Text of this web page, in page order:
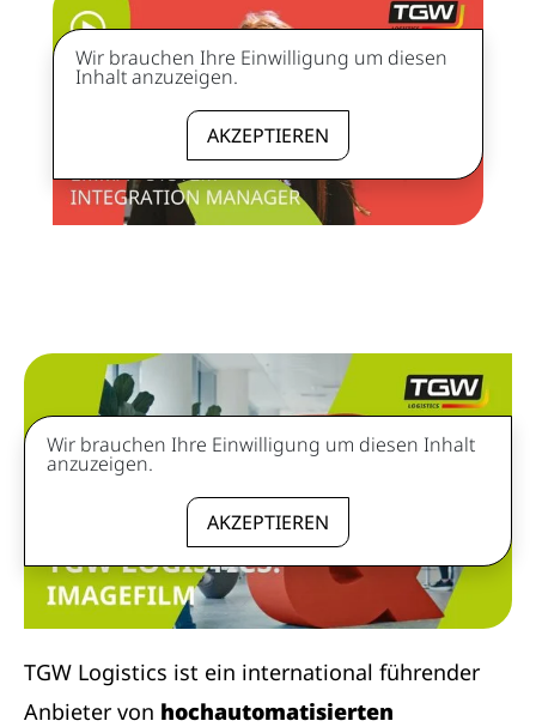
Wir brauchen Ihre Einwilligung um diesen
Inhalt anzuzeigen.
AKZEPTIEREN
Wir brauchen Ihre Einwilligung um diesen Inhalt
anzuzeigen.
AKZEPTIEREN
TGW Logistics ist ein international führender
Anbieter von hochautomatisierten